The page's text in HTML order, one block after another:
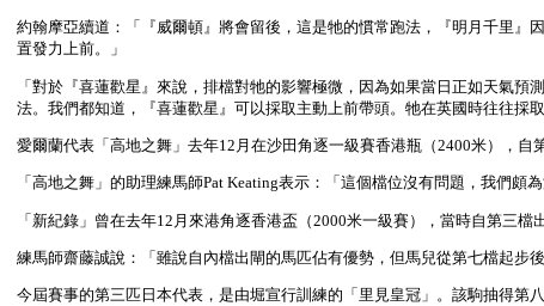
約翰摩亞續道：「『威爾頓』將會留後，這是牠的慣常跑法，『明月千里
置發力上前。」
「對於『喜蓮歡星』來說，排檔對牠的影響極微，因為如果當日正如天氣
法。我們都知道，『喜蓮歡星』可以採取主動上前帶頭。牠在英國時往往採
愛爾蘭代表「高地之舞」去年12月在沙田角逐一級賽香港瓶（2400米），
「高地之舞」的助理練馬師Pat Keating表示：「這個檔位沒有問題，我們頗
「新紀錄」曾在去年12月來港角逐香港盃（2000米一級賽），當時自第三
練馬師齋藤誠說：「雖說自內檔出閘的馬匹佔有優勢，但馬兒從第七檔起步
今屆賽事的第三匹日本代表，是由堀宣行訓練的「里見皇冠」。該駒抽得第八